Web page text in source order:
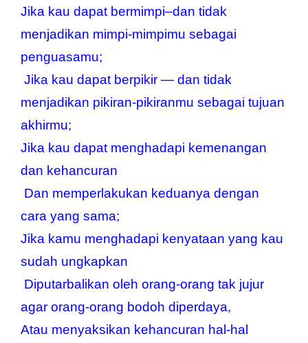
Jika kau dapat bermimpi–dan tidak
menjadikan mimpi-mimpimu sebagai
penguasamu;
menjadikan pikiran-pikiranmu sebagai tujuan
akhirmu;
Jika kau dapat menghadapi kemenangan
dan kehancuran
cara yang sama;
Jika kamu menghadapi kenyataan yang kau
sudah ungkapkan
agar orang-orang bodoh diperdaya,
Atau menyaksikan kehancuran hal-hal